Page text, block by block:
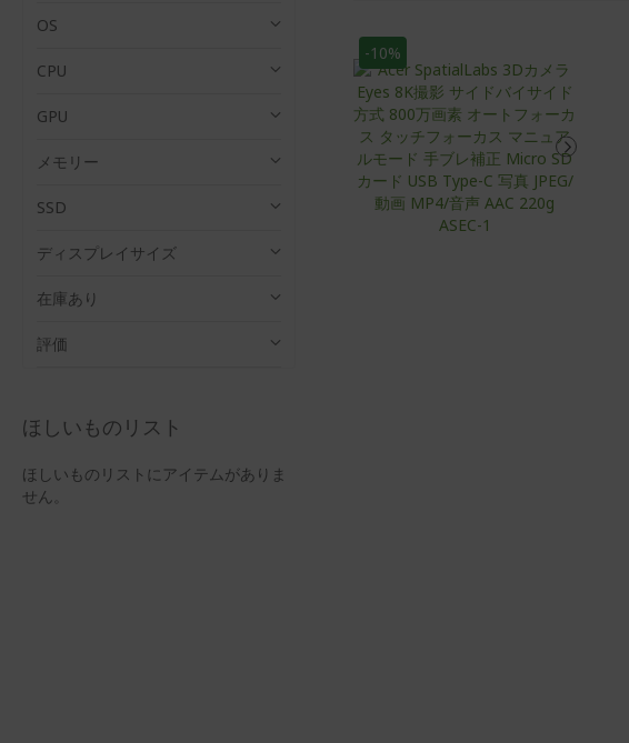
表
示
-10%
OS
CPU
GPU
メモリー
SSD
ディスプレイサイズ
在庫あり
評価
ほしいものリスト
ほしいものリストにアイテムがありま
せん。